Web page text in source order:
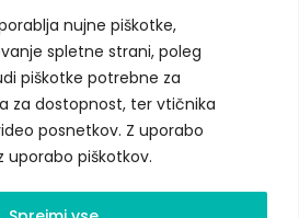
nujne piškotke,
spletne strani, poleg
piškotke potrebne za
za dostopnost, ter vtičnika
posnetkov. Z uporabo
uporabo piškotkov.
Za pisarno
XXL tisk
Tisk na platno
Kontakt